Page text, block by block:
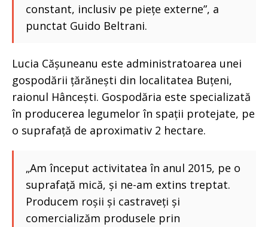
constant, inclusiv pe piețe externe”, a
punctat Guido Beltrani.
Lucia Cășuneanu este administratoarea unei
gospodării țărănești din localitatea Buțeni,
raionul Hâncești. Gospodăria este specializată
în producerea legumelor în spații protejate, pe
o suprafață de aproximativ 2 hectare.
„Am început activitatea în anul 2015, pe o
suprafață mică, și ne-am extins treptat.
Producem roșii și castraveți și
comercializăm produsele prin